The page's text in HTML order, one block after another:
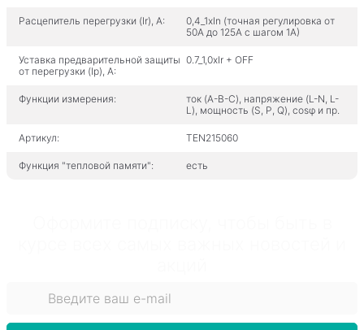
Расцепитель перегрузки (Ir), A:
0,4_1xIn (точная регулировка от
50А до 125А с шагом 1A)
Уставка предварительной защиты
от перегрузки (Ip), A:
0.7_1,0xIr + OFF
Функции измерения:
ток (A-B-C), напряжение (L-N, L-
L), мощность (S, P, Q), cosφ и пр.
Артикул: TEN215060
Функция "тепловой памяти": есть